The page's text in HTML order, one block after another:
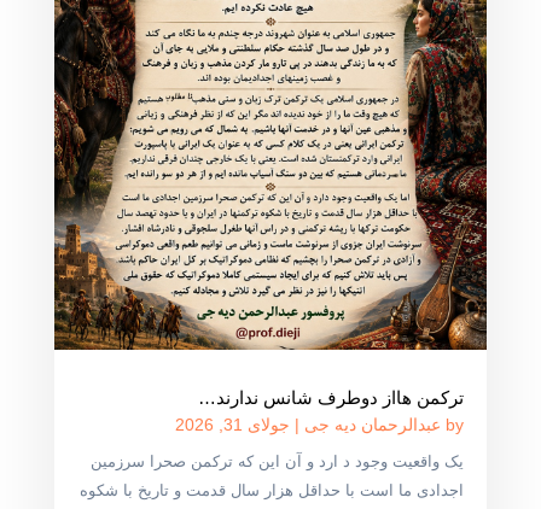
ترکمن هااز دوطرف شانس ندارند…
by عبدالرحمان دیه جی | جولای 31, 2026
یک واقعیت وجود د ارد و آن این که ترکمن صحرا سرزمین
اجدادی ما است با حداقل هزار سال قدمت و تاریخ با شکوه